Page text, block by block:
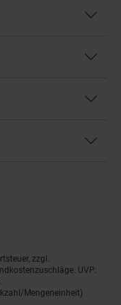
zzgl.
UVP:
Mengeneinheit)